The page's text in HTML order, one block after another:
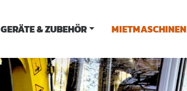
GERÄTE & ZUBEHÖR MIETMASCHINEN